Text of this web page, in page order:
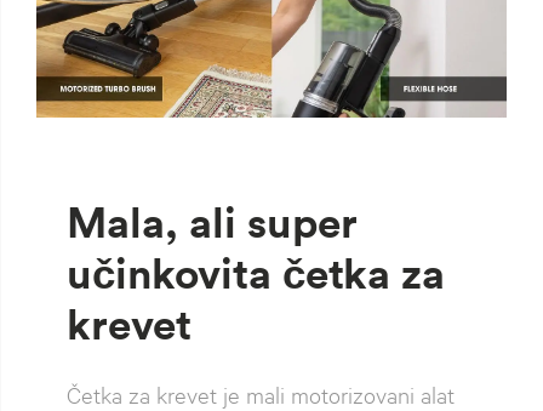
Mala, ali super
učinkovita četka za
krevet
Četka za krevet je mali motorizovani alat